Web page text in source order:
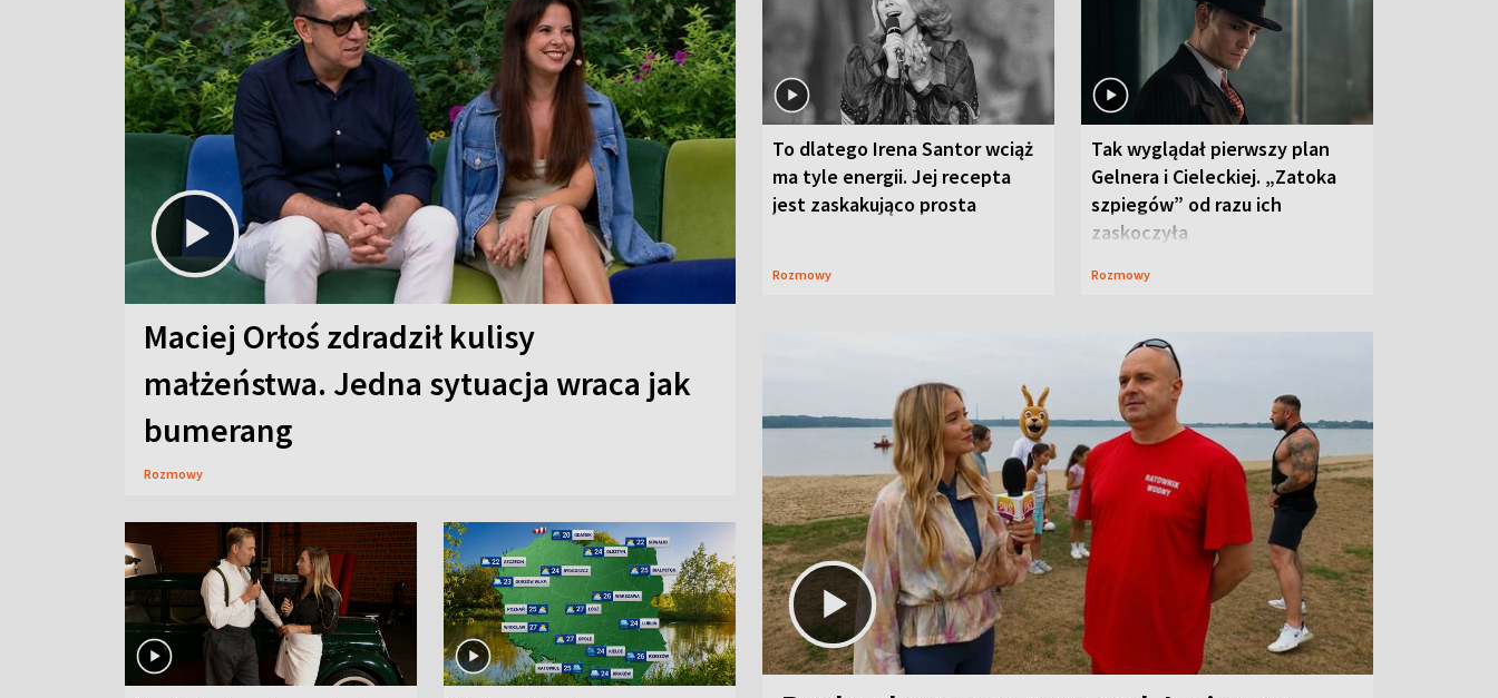
Maciej Orłoś zdradził kulisy
małżeństwa. Jedna sytuacja wraca jak
bumerang
Rozmowy
To dlatego Irena Santor wciąż
ma tyle energii. Jej recepta
jest zaskakująco prosta
Rozmowy
Tak wyglądał pierwszy plan
Gelnera i Cieleckiej. „Zatoka
szpiegów” od razu ich
zaskoczyła
Rozmowy